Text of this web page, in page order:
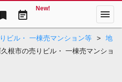
bookmark event_note
New! menu
ビル・ 一棟売マンション等 >
地
久根市の売りビル・ 一棟売マンショ